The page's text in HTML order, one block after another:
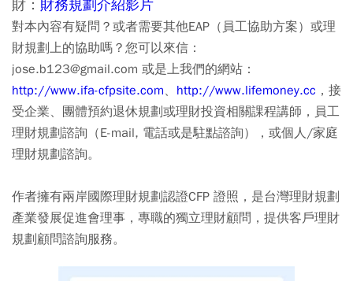
財： 財務規劃介紹影片
對本內容有疑問？或者需要其他EAP（員工協助方案）或理
財規劃上的協助嗎？您可以來信：
jose.b123@gmail.com 或是上我們的網站：
http://www.ifa-cfpsite.com、 http://www.lifemoney.cc ，接
受企業、團體預約退休規劃或理財投資相關課程講師，員工
理財規劃諮詢（E-mail, 電話或是駐點諮詢），或個人/家庭
理財規劃諮詢。
作者擁有兩岸國際理財規劃認證CFP 證照，是台灣理財規劃
產業發展促進會理事，專職的獨立理財顧問，提供客戶理財
規劃顧問諮詢服務。